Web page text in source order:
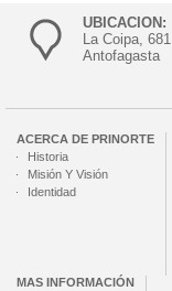
UBICACION:
La Coipa, 681
Antofagasta
ACERCA DE PRINORTE
Historia
Misión Y Visión
Identidad
MAS INFORMACIÓN